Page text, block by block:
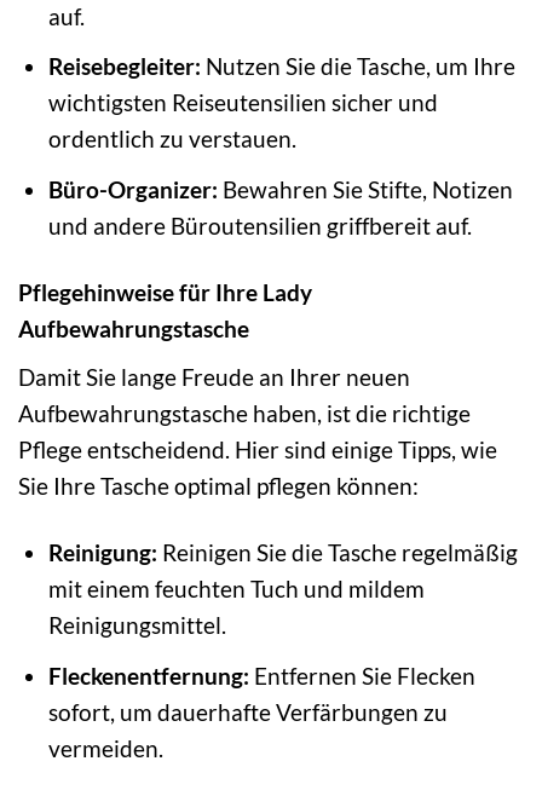
auf.
Reisebegleiter: Nutzen Sie die Tasche, um Ihre
wichtigsten Reiseutensilien sicher und
ordentlich zu verstauen.
Büro-Organizer: Bewahren Sie Stifte, Notizen
und andere Büroutensilien griffbereit auf.
Pflegehinweise für Ihre Lady
Aufbewahrungstasche
Damit Sie lange Freude an Ihrer neuen
Aufbewahrungstasche haben, ist die richtige
Pflege entscheidend. Hier sind einige Tipps, wie
Sie Ihre Tasche optimal pflegen können:
Reinigung: Reinigen Sie die Tasche regelmäßig
mit einem feuchten Tuch und mildem
Reinigungsmittel.
Fleckenentfernung: Entfernen Sie Flecken
sofort, um dauerhafte Verfärbungen zu
vermeiden.